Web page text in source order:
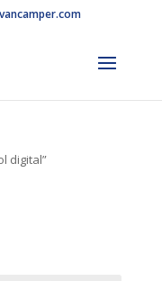
digital”